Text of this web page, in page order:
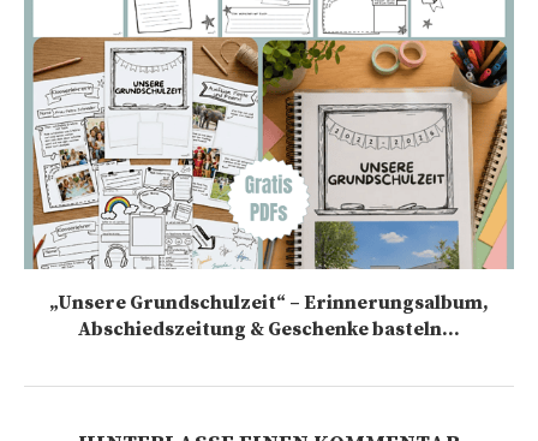
„Unsere Grundschulzeit“ – Erinnerungsalbum,
Abschiedszeitung & Geschenke basteln...